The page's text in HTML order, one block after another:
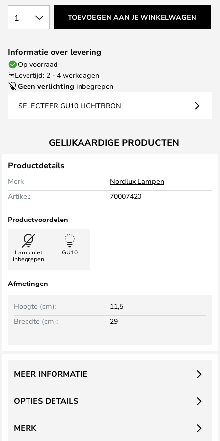
1 TOEVOEGEN AAN JE WINKELWAGEN
Informatie over levering
Op voorraad
Levertijd: 2 - 4 werkdagen
Geen verlichting inbegrepen
SELECTEER GU10 LICHTBRON
GELIJKAARDIGE PRODUCTEN
Productdetails
Merk
Nordlux Lampen
Artikel:
70007420
Productvoordelen
Lamp niet
inbegrepen
GU10
Afmetingen
Breedte (cm): 29
Hoogte (cm): 11,5
OPTIES DETAILS
MEER INFORMATIE
MERK